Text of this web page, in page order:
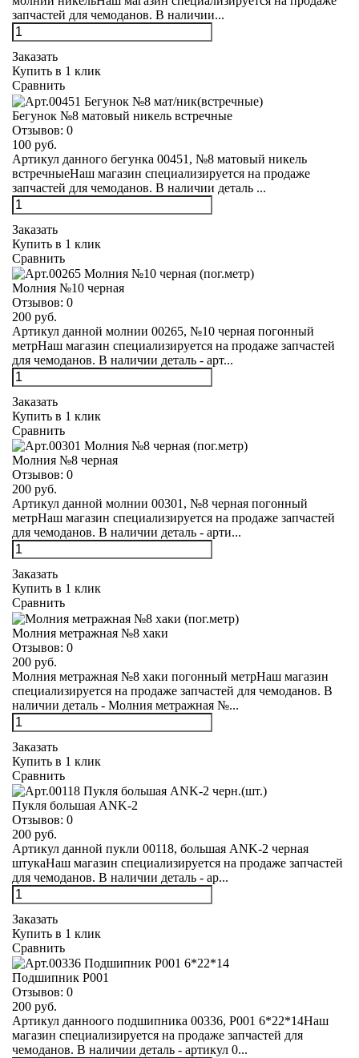
запчастей для чемоданов. В наличии...
Заказать
Купить в 1 клик
Сравнить
Бегунок №8 матовый никель встречные
Отзывов: 0
100 руб.
Артикул данного бегунка 00451, №8 матовый никель
встречныеНаш магазин специализируется на продаже
запчастей для чемоданов. В наличии деталь ...
Заказать
Купить в 1 клик
Сравнить
Молния №10 черная
Отзывов: 0
200 руб.
Артикул данной молнии 00265, №10 черная погонный
метрНаш магазин специализируется на продаже запчастей
для чемоданов. В наличии деталь - арт...
Заказать
Купить в 1 клик
Сравнить
Молния №8 черная
Отзывов: 0
200 руб.
Артикул данной молнии 00301, №8 черная погонный
метрНаш магазин специализируется на продаже запчастей
для чемоданов. В наличии деталь - арти...
Заказать
Купить в 1 клик
Сравнить
Молния метражная №8 хаки
Отзывов: 0
200 руб.
Молния метражная №8 хаки погонный метрНаш магазин
специализируется на продаже запчастей для чемоданов. В
наличии деталь - Молния метражная №...
Заказать
Купить в 1 клик
Сравнить
Пукля большая ANK-2
Отзывов: 0
200 руб.
Артикул данной пукли 00118, большая ANK-2 черная
штукаНаш магазин специализируется на продаже запчастей
для чемоданов. В наличии деталь - ар...
Заказать
Купить в 1 клик
Сравнить
Подшипник Р001
Отзывов: 0
200 руб.
Артикул данноого подшипника 00336, Р001 6*22*14Наш
магазин специализируется на продаже запчастей для
чемоданов. В наличии деталь - артикул 0...